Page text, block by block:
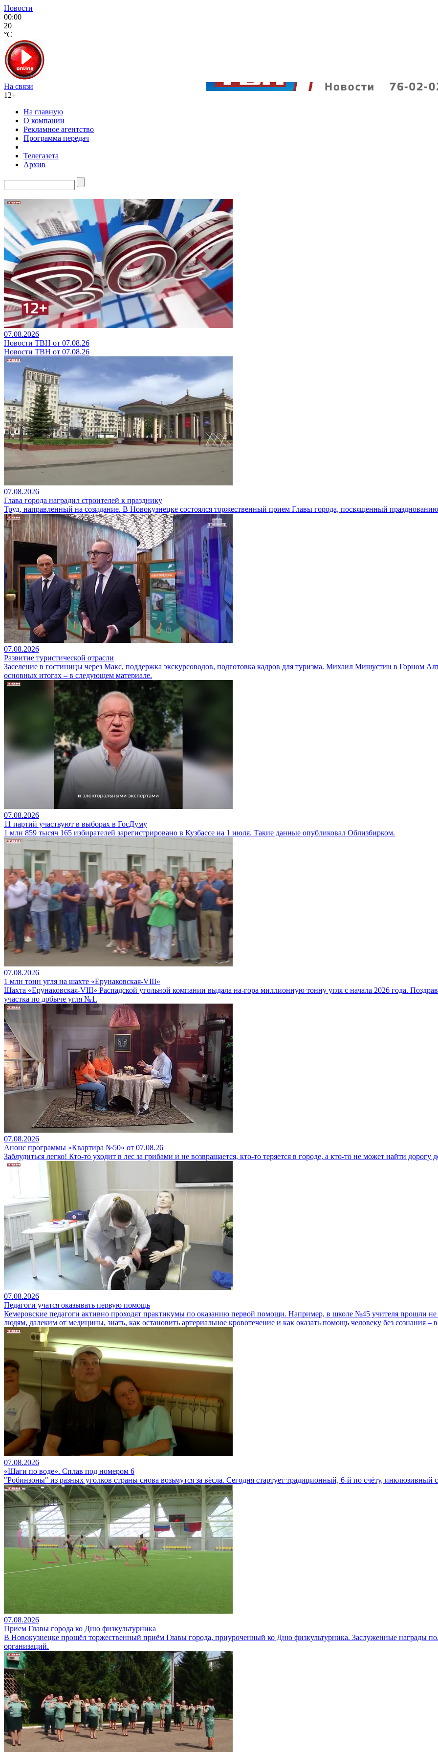
Новости
00:00
20
°C
На связи
12+
На главную
О компании
Рекламное агентство
Программа передач
Телегазета
Архив
07.08.2026
Новости ТВН от 07.08.26
Новости ТВН от 07.08.26
07.08.2026
Глава города наградил строителей к празднику
Труд, направленный на созидание. В Новокузнецке состоялся торжественный прием Главы города, посвященный
07.08.2026
Развитие туристической отрасли
Заселение в гостиницы через Макс, поддержка экскурсоводов, подготовка кадров для туризма. Михаил Мишустин в Горном
основных итогах – в следующем материале.
07.08.2026
11 партий участвуют в выборах в ГосДуму
1 млн 859 тысяч 165 избирателей зарегистрировано в Кузбассе на 1 июля. Такие данные опубликовал Облизбирком.
07.08.2026
1 млн тонн угля на шахте «Ерунаковская-VIII»
Шахта «Ерунаковская-VIII» Распадской угольной компании выдала на-гора миллионную тонну угля с начала 2026 года.
участка по добыче угля №1.
07.08.2026
Анонс программы «Квартира №50» от 07.08.26
Заблудиться легко! Кто-то уходит в лес за грибами и не возвращается, кто-то теряется в городе, а кто-то не может найти дорогу
07.08.2026
Педагоги учатся оказывать первую помощь
Кемеровские педагоги активно проходят практикумы по оказанию первой помощи. Например, в школе №45 учителя прошли не
людям, далеким от медицины, знать, как остановить артериальное кровотечение и как оказать помощь человеку без сознания –
07.08.2026
«Шаги по воде». Сплав под номером 6
"Робинзоны" из разных уголков страны снова возьмутся за вёсла. Сегодня стартует традиционный, 6-й по счёту, инклюзивный
07.08.2026
Прием Главы города ко Дню физкультурника
В Новокузнецке прошёл торжественный приём Главы города, приуроченный ко Дню физкультурника. Заслуженные награды
организаций.